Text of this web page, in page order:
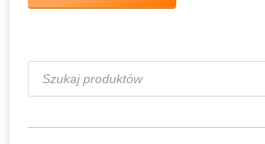
Wyszukiwarka
produktów